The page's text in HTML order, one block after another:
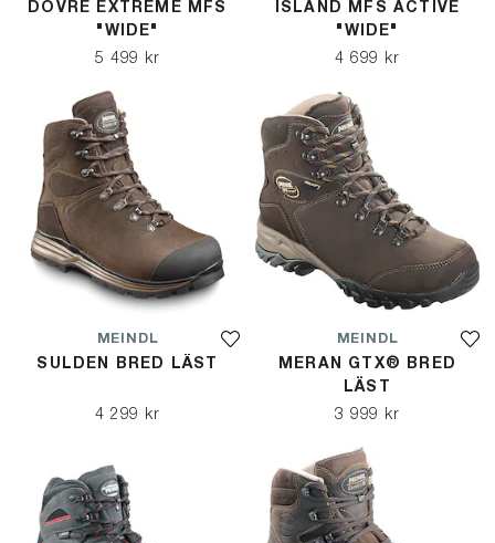
DOVRE EXTREME MFS
"WIDE"
5 499 kr
ISLAND MFS ACTIVE
"WIDE"
4 699 kr
MEINDL
SULDEN BRED LÄST
4 299 kr
MEINDL
MERAN GTX® BRED
LÄST
3 999 kr